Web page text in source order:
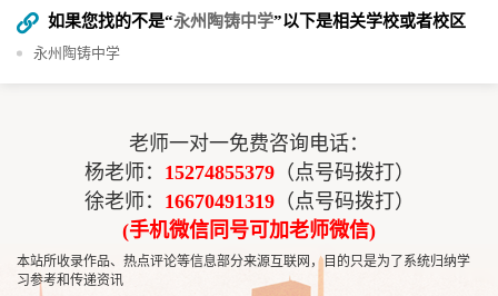
如果您找的不是“永州陶铸中学”以下是相关学校或者校区
永州陶铸中学
老师一对一免费咨询电话：
杨老师： 15274855379（点号码拨打）
徐老师： 16670491319（点号码拨打）
(手机微信同号可加老师微信)
本站所收录作品、热点评论等信息部分来源互联网，目的只是为了系统归纳学
习参考和传递资讯